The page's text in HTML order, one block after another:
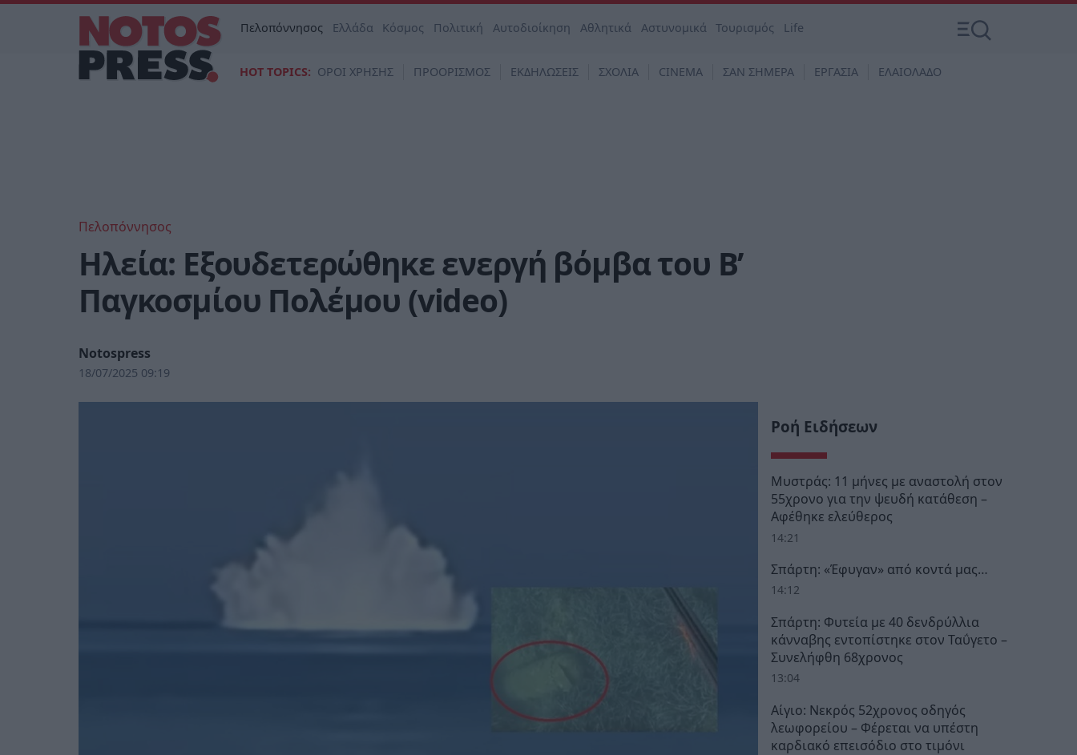
Πελοπόννησος Ελλάδα Κόσμος Πολιτική Αυτοδιοίκηση Αθλητικά Αστυνομικά Τουρισμός Life
HOT TOPICS: ΟΡΟΙ ΧΡΗΣΗΣ ΠΡΟΟΡΙΣΜΟΣ ΕΚΔΗΛΩΣΕΙΣ ΣΧΟΛΙΑ CINEMA ΣΑΝ ΣΗΜΕΡΑ ΕΡΓΑΣΙΑ ΕΛΑΙΟΛΑΔΟ
Πελοπόννησος
Ηλεία: Εξουδετερώθηκε ενεργή βόμβα του Β’
Παγκοσμίου Πολέμου (video)
Notospress
18/07/2025 09:19
Ροή Ειδήσεων
Μυστράς: 11 μήνες με αναστολή στον
55χρονο για την ψευδή κατάθεση –
Αφέθηκε ελεύθερος
14:21
Σπάρτη: «Έφυγαν» από κοντά μας…
14:12
Σπάρτη: Φυτεία με 40 δενδρύλλια
κάνναβης εντοπίστηκε στον Ταΰγετο –
Συνελήφθη 68χρονος
13:04
Αίγιο: Νεκρός 52χρονος οδηγός
λεωφορείου – Φέρεται να υπέστη
καρδιακό επεισόδιο στο τιμόνι